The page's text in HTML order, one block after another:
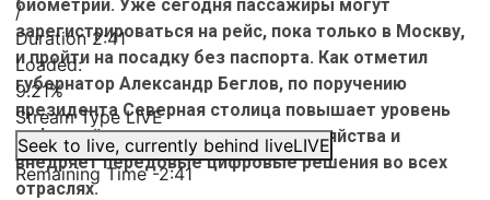
/
Duration2:41
Loaded:
9.21%
Stream TypeLIVE
Seek to live, currently behind liveLIVE
Remaining Time-2:41
биометрии. Уже сегодня пассажиры могут
зарегистрироваться на рейс, пока только в Москву,
и пройти на посадку без паспорта. Как отметил
губернатор Александр Беглов, по поручению
президента Северная столица повышает уровень
цифровой зрелости городского хозяйства и
внедряет передовые цифровые решения во всех
отраслях.